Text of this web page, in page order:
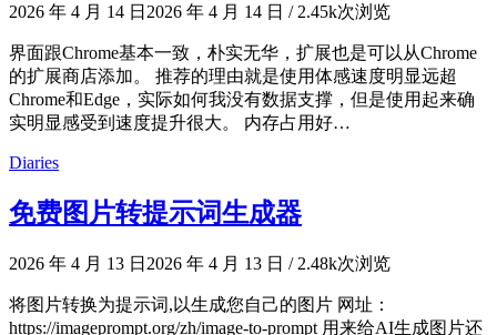
2026 年 4 月 14 日 2026 年 4 月 14 日 /2.45k次浏览
界面跟Chrome基本一致，朴实无华，扩展也是可以从Chrome
的扩展商店添加。 推荐的理由就是使用体感速度明显远超
Chrome和Edge，实际如何我没有数据支撑，但是使用起来确
实明显感受到速度提升很大。 内存占用好…
Diaries
免费图片转提示词生成器
2026 年 4 月 13 日 2026 年 4 月 13 日 /2.48k次浏览
将图片转换为提示词,以生成您自己的图片 网址：
https://imageprompt.org/zh/image-to-prompt 用来给AI生成图片还